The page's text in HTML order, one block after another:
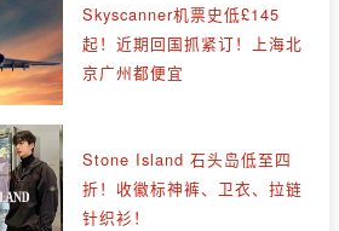
Skyscanner机票史低£145
起！近期回国抓紧订！上海北
京广州都便宜
Stone Island 石头岛低至四
折！收徽标神裤、卫衣、拉链
针织衫！